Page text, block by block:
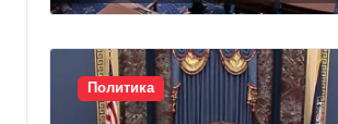
Политика